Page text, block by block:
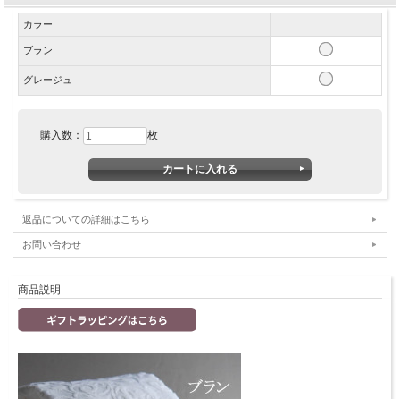
カラー
ブラン
グレージュ
購入数： 枚
返品についての詳細はこちら
お問い合わせ
商品説明